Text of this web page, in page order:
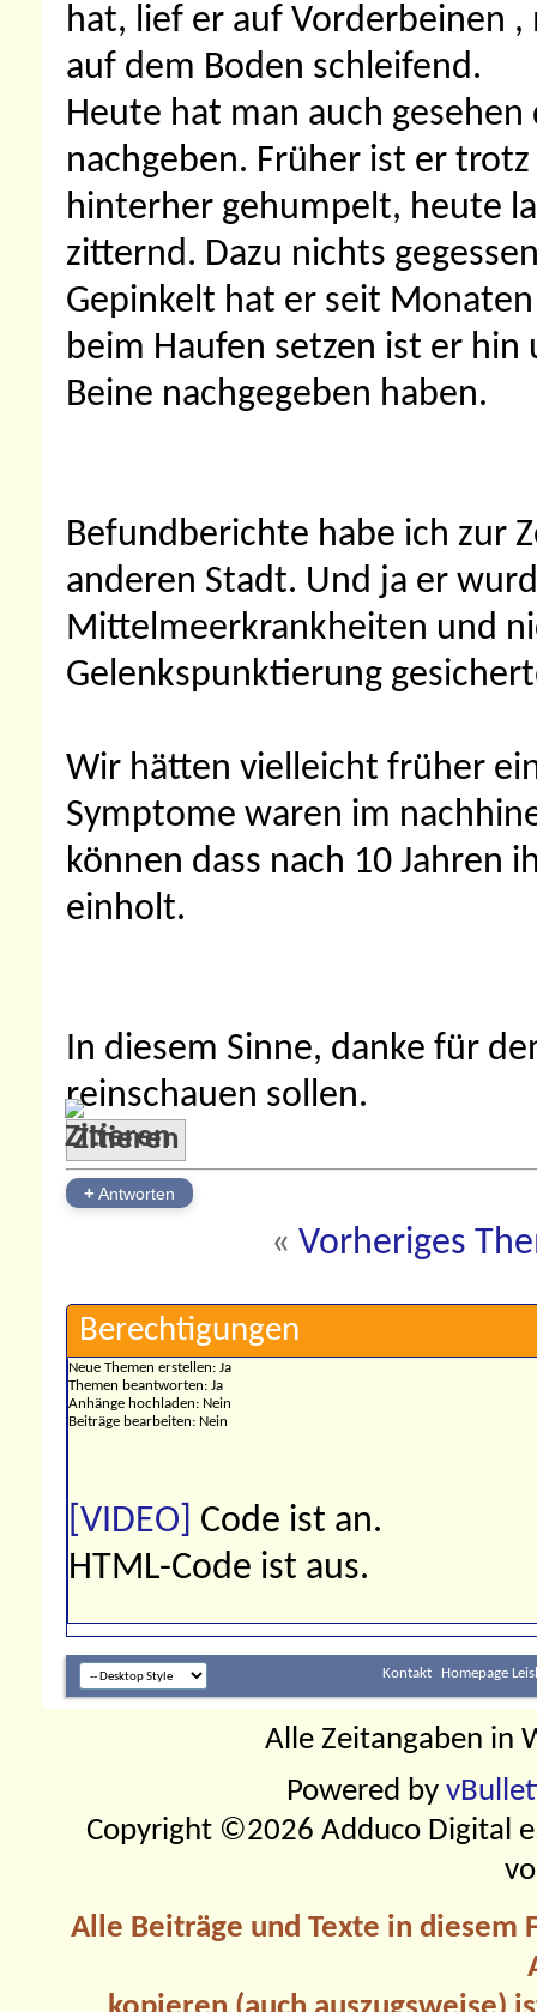
hat, lief er auf Vorderbeinen
auf dem Boden schleifend.
Heute hat man auch
nachgeben. Früher ist er
hinterher gehumpelt, heute
zitternd. Dazu nichts
Gepinkelt hat er seit
beim Haufen setzen ist er
Beine nachgegeben haben.
Befundberichte habe ich zur
anderen Stadt. Und ja er
Mittelmeerkrankheiten und
Gelenkspunktierung
Wir hätten vielleicht früher
Symptome waren im
können dass nach 10 Jahren
einholt.
In diesem Sinne, danke für
reinschauen sollen.
Zitieren
+Antworten
« Vorheriges
Berechtigungen
Neue Themen erstellen: Ja
Themen beantworten: Ja
Anhänge hochladen: Nein
Beiträge bearbeiten: Nein
[VIDEO] Code ist an.
HTML-Code ist aus.
Kontakt Homepage
Alle Zeitangaben in
Powered by
Copyright ©2026 Adduco Digital
Alle Beiträge und Texte in